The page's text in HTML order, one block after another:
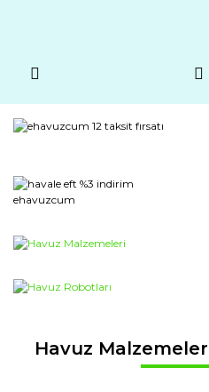
Havuz